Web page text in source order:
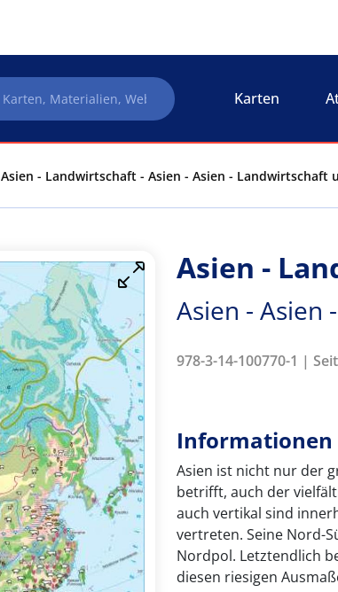
Karten
Asien - Landwirtschaft - Asien - Asien - Landwirtschaft
Asien -
Asien - Asien
978-3-14-100770-1 |
Informationen
Asien ist nicht nur der
betrifft, auch der
auch vertikal sind
vertreten. Seine Nord-
Nordpol. Letztendlich
diesen riesigen